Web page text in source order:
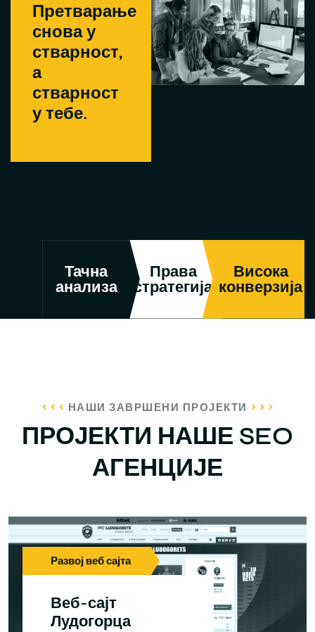
Претварање
снова у
стварност,
а
стварност
у тебе.
Тачна
анализа
Права
стратегија
Висока
конверзија
НАШИ ЗАВРШЕНИ ПРОЈЕКТИ
ПРОЈЕКТИ НАШЕ SEO
АГЕНЦИЈЕ
Развој веб сајта
Веб-сајт
Лудогорца